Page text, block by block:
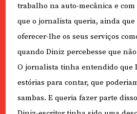
trabalho na auto-mecânica e
que o jornalista queria, ainda que
oferecer-lhe os seus serviços
quando Diniz percebesse que
O jornalista tinha entendido que
estórias para contar, que
sambas. E queria fazer parte